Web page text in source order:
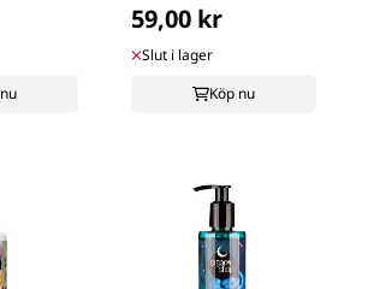
...
59,00 kr
Slut i lager
Köp nu